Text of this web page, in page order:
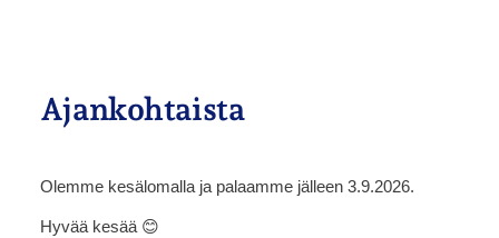
Ajankohtaista
Olemme kesälomalla ja palaamme jälleen 3.9.2026.
Hyvää kesää 😊